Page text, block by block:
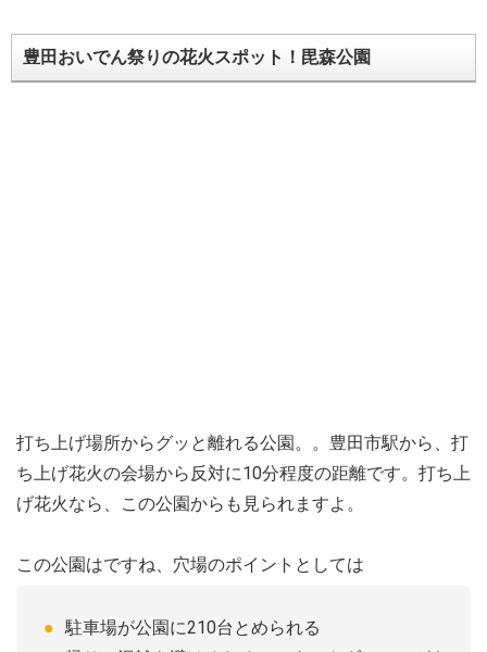
豊田おいでん祭りの花火スポット！毘森公園
打ち上げ場所からグッと離れる公園。。豊田市駅から、打
ち上げ花火の会場から反対に10分程度の距離です。打ち上
げ花火なら、この公園からも見られますよ。
この公園はですね、穴場のポイントとしては
駐車場が公園に210台とめられる